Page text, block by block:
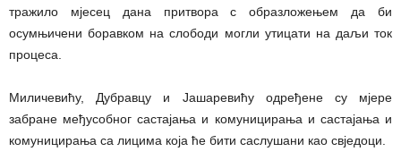
тражило мјесец дана притвора с образложењем да би
осумњичени боравком на слободи могли утицати на даљи ток
процеса.
Миличевићу, Дубравцу и Јашаревићу одређене су мјере
забране међусобног састајања и комуницирања и састајања и
комуницирања са лицима која ће бити саслушани као свједоци.